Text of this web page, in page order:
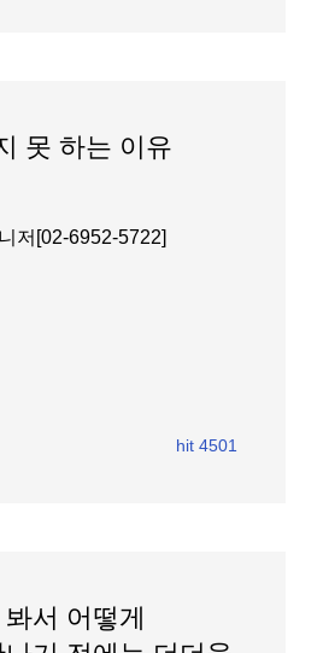
못 하는 이유
저[02-6952-5722]
hit 4501
서 어떻게